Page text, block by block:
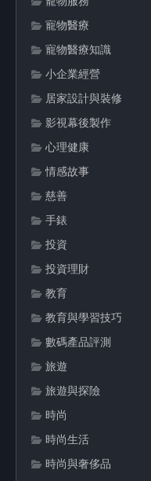
寵物醫療
寵物醫療知識
小企業經營
居家設計與裝修
影視幕後製作
心理健康
情感故事
慈善
手錶
投資
投資理財
教育
教育與學習技巧
數碼產品評測
旅遊
旅遊與探險
時尚
時尚生活
時尚與奢侈品